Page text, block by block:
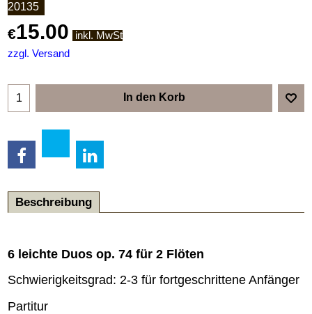
20135
€15.00
inkl. MwSt
zzgl. Versand
In den Korb
Beschreibung
6 leichte Duos op. 74 für 2 Flöten
Schwierigkeitsgrad: 2-3 für fortgeschrittene Anfänger
Partitur